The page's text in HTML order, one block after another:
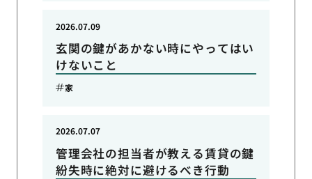
玄関の鍵があかない時にやってはい
けないこと
2026.07.09
家
管理会社の担当者が教える賃貸の鍵
紛失時に絶対に避けるべき行動
2026.07.07